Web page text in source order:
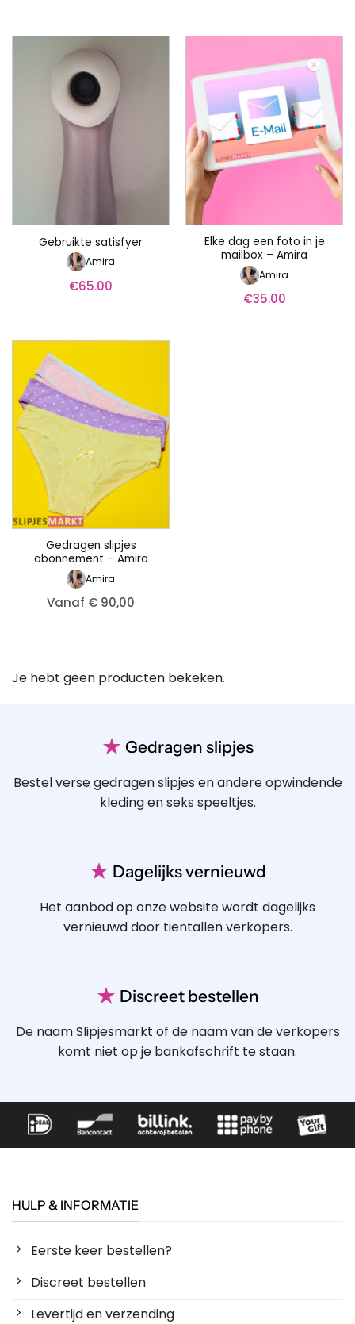
Gebruikte satisfyer
Amira
€65.00
Elke dag een foto in je
mailbox – Amira
Amira
€35.00
Gedragen slipjes
abonnement – Amira
Amira
Vanaf € 90,00
Je hebt geen producten bekeken.
★ Gedragen slipjes
Bestel verse gedragen slipjes en andere opwindende
kleding en seks speeltjes.
★ Dagelijks vernieuwd
Het aanbod op onze website wordt dagelijks
vernieuwd door tientallen verkopers.
★ Discreet bestellen
De naam Slipjesmarkt of de naam van de verkopers
komt niet op je bankafschrift te staan.
HULP & INFORMATIE
Eerste keer bestellen?
Discreet bestellen
Levertijd en verzending